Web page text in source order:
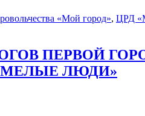
«Мой город», ЦРД
ПЕРВОЙ
ЛЮДИ»